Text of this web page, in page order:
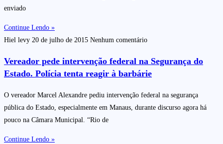
enviado
Continue Lendo »
Hiel levy 20 de julho de 2015 Nenhum comentário
Vereador pede intervenção federal na Segurança do
Estado. Polícia tenta reagir à barbárie
O vereador Marcel Alexandre pediu intervenção federal na segurança
pública do Estado, especialmente em Manaus, durante discurso agora há
pouco na Câmara Municipal. “Rio de
Continue Lendo »